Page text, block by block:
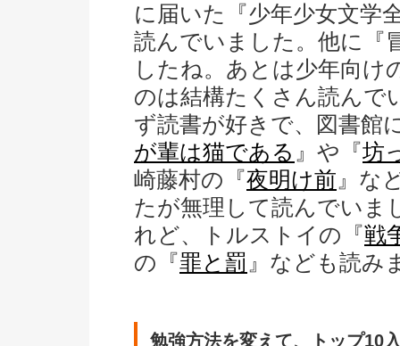
に届いた『少年少女文学
読んでいました。他に『
したね。あとは少年向け
のは結構たくさん読んで
ず読書が好きで、図書館
が輩は猫である 』や『坊
崎藤村の『夜明け前 』な
たが無理して読んでいま
れど、トルストイの『戦
の『罪と罰 』なども読み
勉強方法を変えて、トップ10